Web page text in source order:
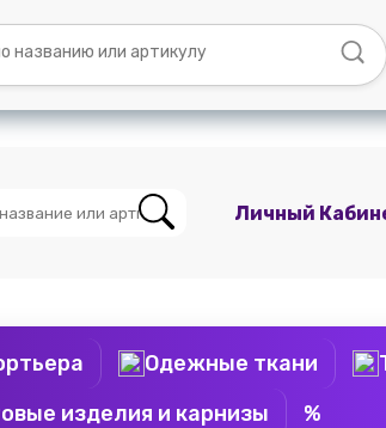
нас
ВКонтакте
Мы в
Telegram
Личный
Одежные ткани
изделия и карнизы %